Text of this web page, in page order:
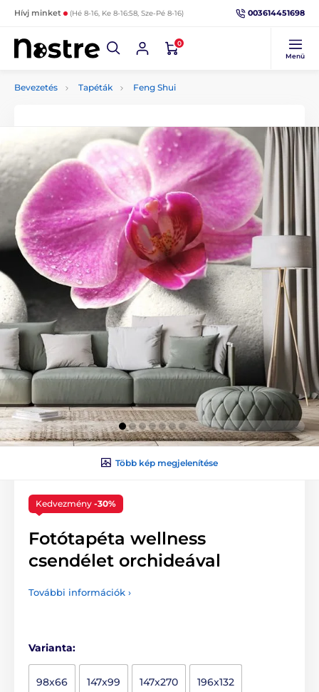
Hívj minket (Hé 8-16, Ke 8-16:58, Sze-Pé 8-16) 003614451698
0
Menü
Bevezetés Tapéták Feng Shui
Több kép megjelenítése
Kedvezmény -30%
Fotótapéta wellness
csendélet orchideával
További információk ›
Varianta:
98x66 147x99 147x270 196x132